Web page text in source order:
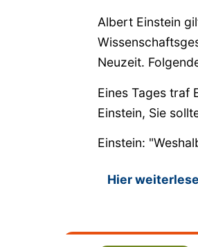
Albert Einstein
Neuzeit.
Eines Tages traf
Einstein, Sie
Einstein:
Hier :